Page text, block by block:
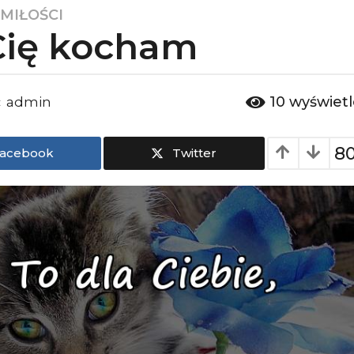
kocham
admin 10
Twitter